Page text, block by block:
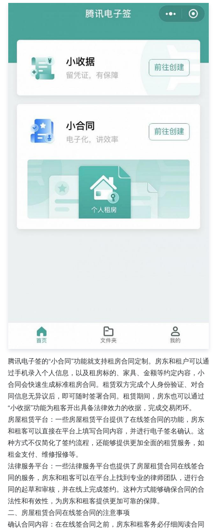
腾讯电子签的“小合同”功能就支持租房合同定制。房东和租户可以通
过手机录入个人信息，以及租房标的、家具、金额等约定内容，小
合同会快速生成标准租房合同。租赁双方完成个人身份验证、对合
同信息无异议后，即可随时签署合同。租赁期间，房东也可以通过
“小收据”功能为租客开出具备法律效力的收据，完成交易闭环。
房屋租赁平台：一些房屋租赁平台提供了在线签合同的功能，房东
和租客可以直接在平台上填写合同内容，并进行电子签名确认。这
种方式不仅简化了签约流程，还能够提供更加全面的租赁服务，如
租金支付、维修报修等。
法律服务平台：一些法律服务平台也提供了房屋租赁合同在线签合
同的服务，房东和租客可以在平台上找到专业的律师团队，进行合
同的起草和审核，并在线上完成签约。这种方式能够确保合同的合
法性和有效性，为房东和租客提供更加可靠的保障。
二、房屋租赁合同在线签合同的注意事项
确认合同内容：在在线签合同之前，房东和租客务必仔细阅读合同